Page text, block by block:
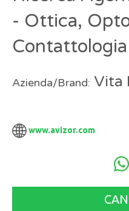
- Ottica,
Azienda/Brand: Vita
www.avizor.com